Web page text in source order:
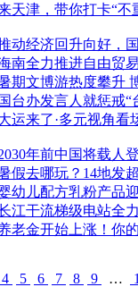
天津，带你打卡“不
动经济回升向好，
南全力推进自由贸
期文博游热度攀升
国台办发言人就惩戒“
运来了·多元视角看
年前中国将载人
假去哪玩？14地发
幼儿配方乳粉产品
江干流梯级电站全
老金开始上涨！你
4 5 6 7 8 9 …